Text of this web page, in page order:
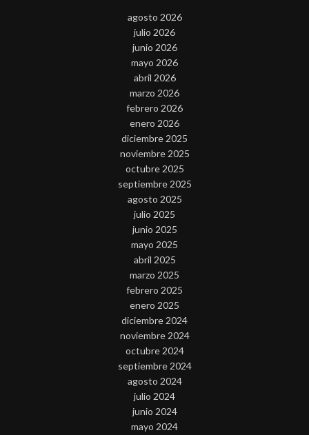
agosto 2026
julio 2026
junio 2026
mayo 2026
abril 2026
marzo 2026
febrero 2026
enero 2026
diciembre 2025
noviembre 2025
octubre 2025
septiembre 2025
agosto 2025
julio 2025
junio 2025
mayo 2025
abril 2025
marzo 2025
febrero 2025
enero 2025
diciembre 2024
noviembre 2024
octubre 2024
septiembre 2024
agosto 2024
julio 2024
junio 2024
mayo 2024